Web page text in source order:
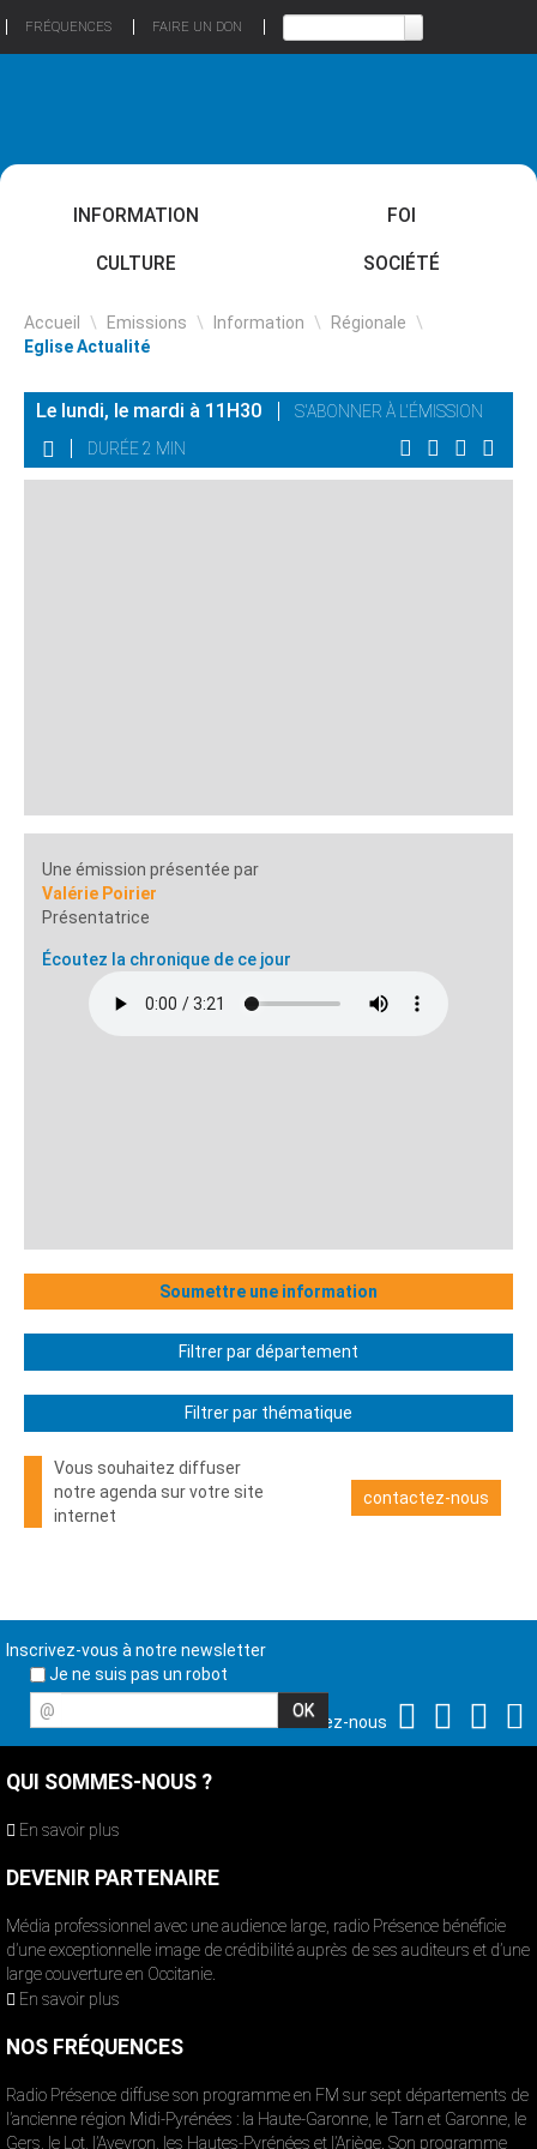
FRÉQUENCES FAIRE UN DON
INFORMATION FOI
CULTURE SOCIÉTÉ
Accueil \ Emissions \ Information \ Régionale \
Eglise Actualité
Le lundi, le mardi à 11H30
S'ABONNER À L'ÉMISSION
DURÉE 2 MIN
Une émission présentée par
Valérie Poirier
Présentatrice
Écoutez la chronique de ce jour
Soumettre une information
Filtrer par département
Filtrer par thématique
Vous souhaitez diffuser
notre agenda sur votre site
internet
contactez-nous
Inscrivez-vous à notre newsletter
Je ne suis pas un robot
@
Suivez-nous
QUI SOMMES-NOUS ?
En savoir plus
DEVENIR PARTENAIRE
Média professionnel avec une audience large, radio Présence bénéficie
d’une exceptionnelle image de crédibilité auprès de ses auditeurs et d’une
large couverture en Occitanie.
En savoir plus
NOS FRÉQUENCES
Radio Présence diffuse son programme en FM sur sept départements de
l’ancienne région Midi-Pyrénées : la Haute-Garonne, le Tarn et Garonne, le
Gers, le Lot, l’Aveyron, les Hautes-Pyrénées et l’Ariège. Son programme